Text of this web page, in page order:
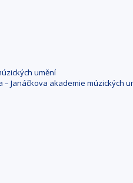
umění
Janáčkova akademie múzických